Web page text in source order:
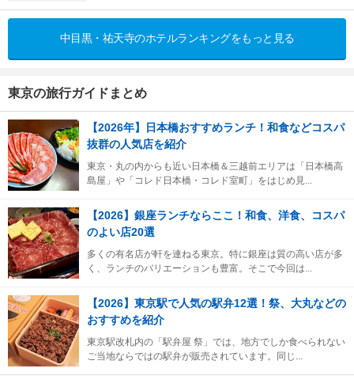
中目黒・祐天寺のホテルランキングをもっと見る
東京の旅行ガイドまとめ
【2026年】日本橋おすすめランチ！和食などコスパ
抜群の人気店を紹介
東京・丸の内からも近い日本橋＆三越前エリアは「日本橋高
島屋」や「コレド日本橋・コレド室町」をはじめ見...
【2026】銀座ランチならここ！和食、洋食、コスパ
のよい店20選
多くの有名店が軒を連ねる東京。特に銀座は質の高い店が多
く、ランチのバリエーションも豊富。そこで今回は...
【2026】東京駅で人気の駅弁12選！祭、大丸などの
おすすめを紹介
東京駅改札内の「駅弁屋 祭」では、地方でしか食べられない
ご当地ならではの駅弁が販売されています。同じ...